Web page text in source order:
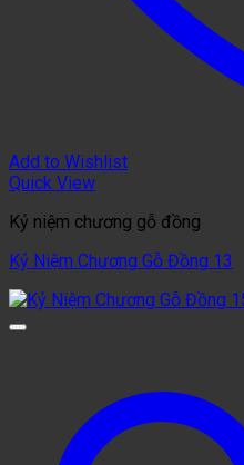
Add to Wishlist
Quick View
Kỷ niệm chương gỗ đồng
Kỷ Niệm Chương Gỗ Đồng 13